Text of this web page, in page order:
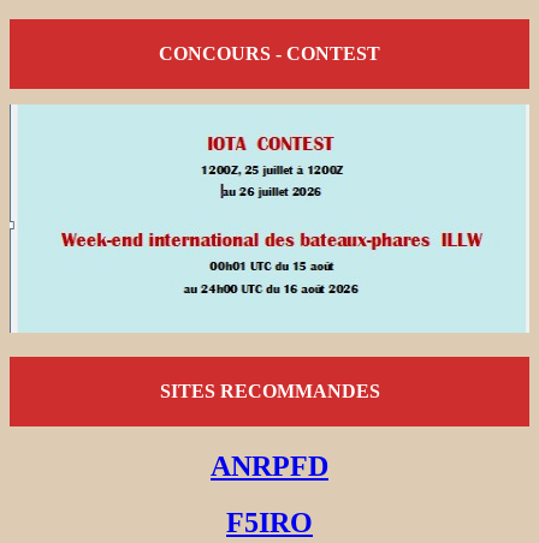
CONCOURS - CONTEST
SITES RECOMMANDES
ANRPFD
F5IRO